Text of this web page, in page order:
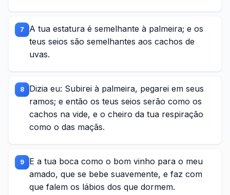
7
A tua estatura é semelhante à palmeira; e os
teus seios são semelhantes aos cachos de
uvas.
8
Dizia eu: Subirei à palmeira, pegarei em seus
ramos; e então os teus seios serão como os
cachos na vide, e o cheiro da tua respiração
como o das maçãs.
9
E a tua boca como o bom vinho para o meu
amado, que se bebe suavemente, e faz com
que falem os lábios dos que dormem.